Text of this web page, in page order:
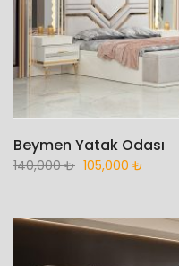
Beymen Yatak Odası
140,000₺ 105,000 ₺